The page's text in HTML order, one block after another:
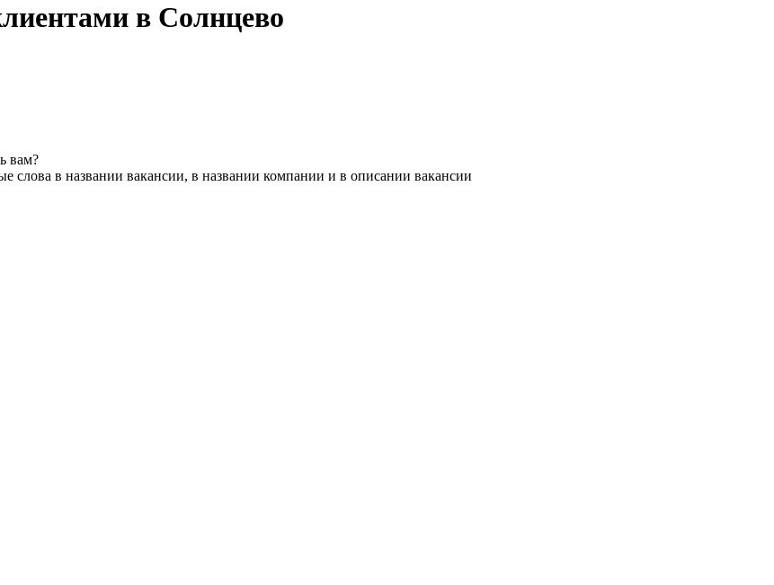
в Солнцево
вам?
слова в названии вакансии, в названии компании и в описании вакансии